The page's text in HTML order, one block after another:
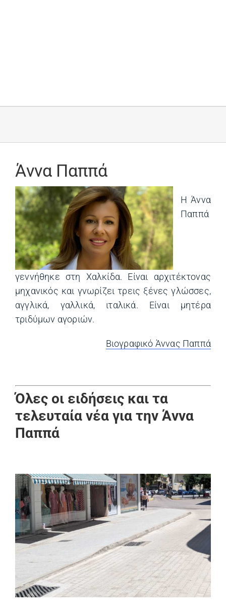
Άννα Παππά
Η Άννα
Παππά
γεννήθηκε στη Χαλκίδα. Είναι αρχιτέκτονας
μηχανικός και γνωρίζει τρεις ξένες γλώσσες,
αγγλικά, γαλλικά, ιταλικά. Είναι μητέρα
τριδύμων αγοριών.
Βιογραφικό Άννας Παππά
Όλες οι ειδήσεις και τα
τελευταία νέα για την Άννα
Παππά